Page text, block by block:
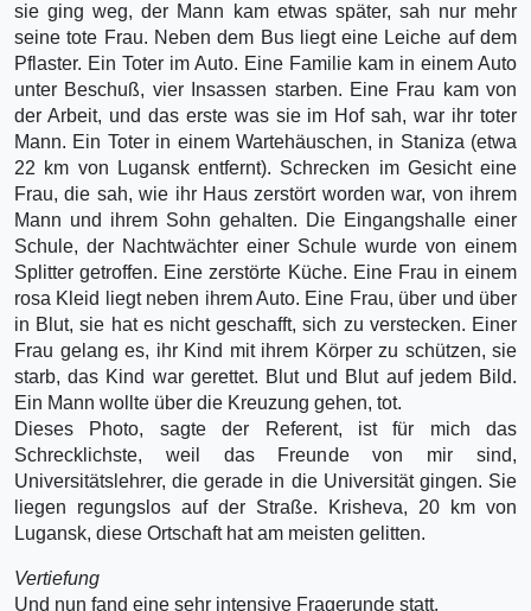
sie ging weg, der Mann kam etwas später, sah nur mehr
seine tote Frau. Neben dem Bus liegt eine Leiche auf dem
Pflaster. Ein Toter im Auto. Eine Familie kam in einem Auto
unter Beschuß, vier Insassen starben. Eine Frau kam von
der Arbeit, und das erste was sie im Hof sah, war ihr toter
Mann. Ein Toter in einem Wartehäuschen, in Staniza (etwa
22 km von Lugansk entfernt). Schrecken im Gesicht eine
Frau, die sah, wie ihr Haus zerstört worden war, von ihrem
Mann und ihrem Sohn gehalten. Die Eingangshalle einer
Schule, der Nachtwächter einer Schule wurde von einem
Splitter getroffen. Eine zerstörte Küche. Eine Frau in einem
rosa Kleid liegt neben ihrem Auto. Eine Frau, über und über
in Blut, sie hat es nicht geschafft, sich zu verstecken. Einer
Frau gelang es, ihr Kind mit ihrem Körper zu schützen, sie
starb, das Kind war gerettet. Blut und Blut auf jedem Bild.
Ein Mann wollte über die Kreuzung gehen, tot.
Dieses Photo, sagte der Referent, ist für mich das
Schrecklichste, weil das Freunde von mir sind,
Universitätslehrer, die gerade in die Universität gingen. Sie
liegen regungslos auf der Straße. Krisheva, 20 km von
Lugansk, diese Ortschaft hat am meisten gelitten.
Vertiefung
Und nun fand eine sehr intensive Fragerunde statt.